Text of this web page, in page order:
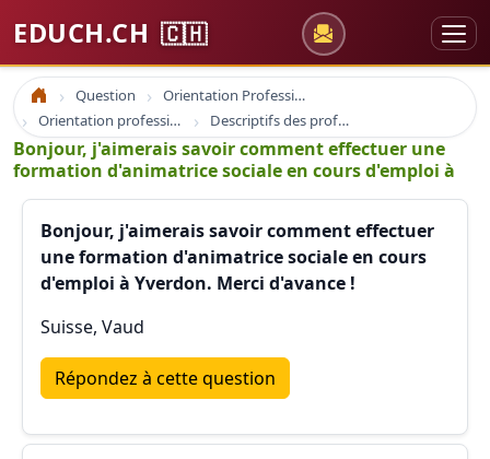
EDUCH.CH 🇨🇭
Accueil Question
Orientation Professionnelle
Orientation professionnelle et professionnel
Descriptifs des professions
Bonjour, j'aimerais savoir comment effectuer une
formation d'animatrice sociale en cours d'emploi à
Bonjour, j'aimerais savoir comment effectuer
une formation d'animatrice sociale en cours
d'emploi à Yverdon. Merci d'avance !
Suisse, Vaud
Répondez à cette question